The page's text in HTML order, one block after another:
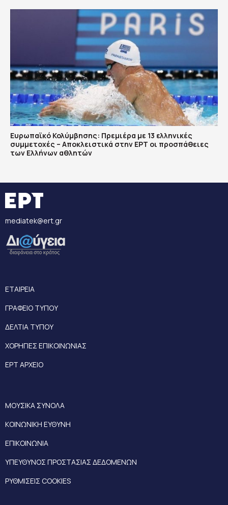
Ευρωπαϊκό Κολύμβησης: Πρεμιέρα με 13 ελληνικές
συμμετοχές – Αποκλειστικά στην ΕΡΤ οι προσπάθειες
των Ελλήνων αθλητών
mediatek@ert.gr
ΕΤΑΙΡΕΙΑ
ΓΡΑΦΕΙΟ ΤΥΠΟΥ
ΔΕΛΤΙΑ ΤΥΠΟΥ
ΧΟΡΗΓΙΕΣ ΕΠΙΚΟΙΝΩΝΙΑΣ
ΕΡΤ ΑΡΧΕΙΟ
ΜΟΥΣΙΚΑ ΣΥΝΟΛΑ
ΚΟΙΝΩΝΙΚΗ ΕΥΘΥΝΗ
ΕΠΙΚΟΙΝΩΝΙΑ
ΥΠΕΥΘΥΝΟΣ ΠΡΟΣΤΑΣΙΑΣ ΔΕΔΟΜΕΝΩΝ
ΡΥΘΜΙΣΕΙΣ COOKIES